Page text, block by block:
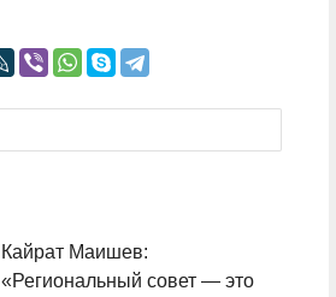
Кайрат Маишев:
«Региональный совет — это